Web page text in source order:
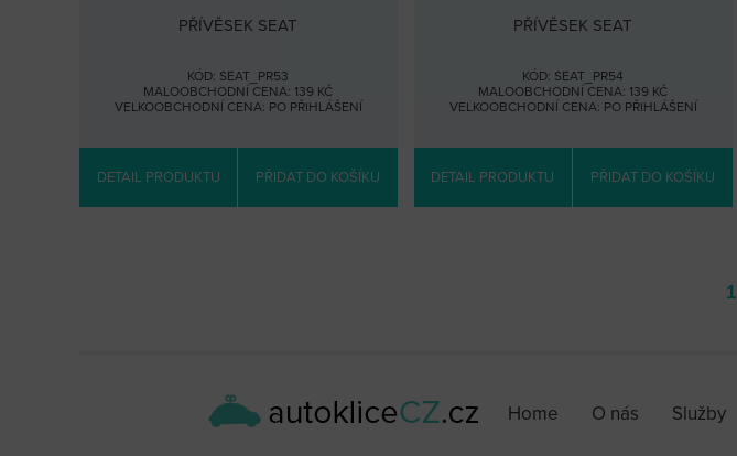
PŘÍVĚSEK SEAT
KÓD: SEAT_PR53
MALOOBCHODNÍ CENA: 139 KČ
VELKOOBCHODNÍ CENA: PO PŘIHLÁŠENÍ
DETAIL PRODUKTU PŘIDAT DO KOŠÍKU
PŘÍVĚSEK SEAT
KÓD: SEAT_PR54
MALOOBCHODNÍ CENA: 139 KČ
VELKOOBCHODNÍ CENA: PO PŘIHLÁŠENÍ
DETAIL PRODUKTU PŘIDAT DO KOŠÍKU
1
Home O nás Služby